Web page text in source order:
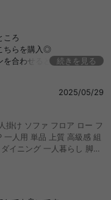
ころ
ちらを購入◎
合わせると一気に自分だ
続きを見る
2025/05/29
掛け ソファ フロア ロー フ
一人用 単品 上質 高級感 組
イニング 一人暮らし 脚付